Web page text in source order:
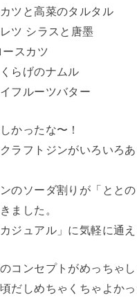
カツと高菜のタルタル
ツ シラスと唐墨
ースカツ
らげのナムル
フルーツバター
かったな〜！
ラフトジンがいろいろ
のソーダ割りが「とと
ました。
カジュアル」に気軽に通
コンセプトがめっちゃ
だしめちゃくちゃよかっ